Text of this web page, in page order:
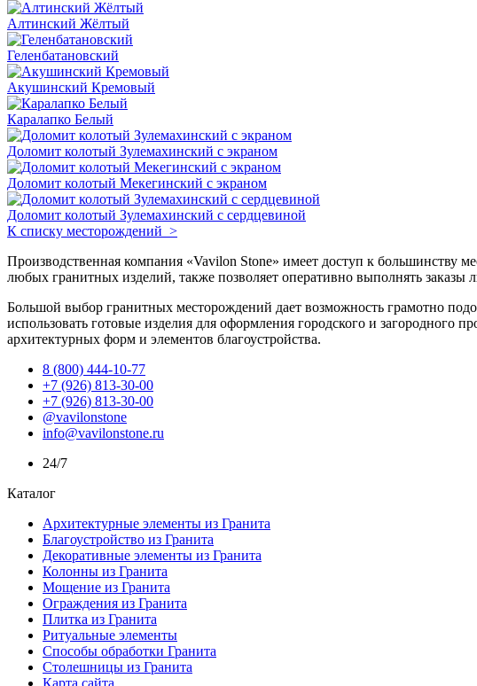
Алтинский Жёлтый
Геленбатановский
Акушинский Кремовый
Каралапко Белый
Доломит колотый Зулемахинский с экраном
Доломит колотый Мекегинский с экраном
Доломит колотый Зулемахинский с сердцевиной
К списку месторождений >
Производственная компания «Vavilon Stone» имеет доступ к большинству
любых гранитных изделий, также позволяет оперативно выполнять заказы
Большой выбор гранитных месторождений дает возможность грамотно
использовать готовые изделия для оформления городского и
архитектурных форм и элементов благоустройства.
8 (800) 444-10-77
+7 (926) 813-30-00
+7 (926) 813-30-00
@vavilonstone
info@vavilonstone.ru
24/7
Каталог
Архитектурные элементы из Гранита
Благоустройство из Гранита
Декоративные элементы из Гранита
Колонны из Гранита
Мощение из Гранита
Ограждения из Гранита
Плитка из Гранита
Ритуальные элементы
Способы обработки Гранита
Столешницы из Гранита
Карта сайта